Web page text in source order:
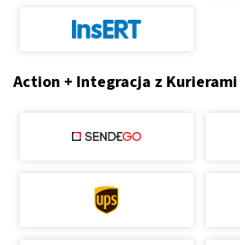
Action + Integracja z Kurierami